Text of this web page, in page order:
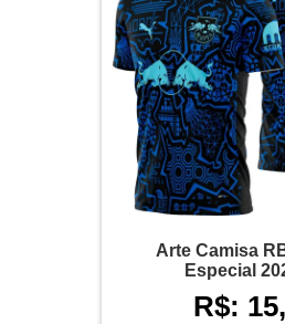
Arte Camisa
Especial
R$: